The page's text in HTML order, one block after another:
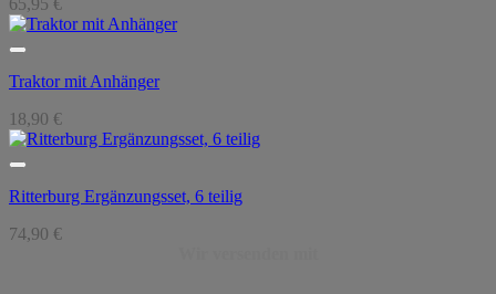
Traktor mit Anhänger
18,90 €
Ritterburg Ergänzungsset, 6 teilig
74,90 €